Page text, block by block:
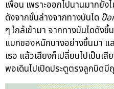
เพื่อน เพราะออกไปนานมากยัง
ดังจากชั้นล่างจากทางบันได ป๊
ๆ ใกล้เข้ามา จากทางบันไดดัง
แบกของหนักบางอย่างขึ้นมา
เธอ แล้วเสียงก็เปลี่ยนไปเป็นเสี
พอเดินไปเปิดประตูตรงลูกบิดมี